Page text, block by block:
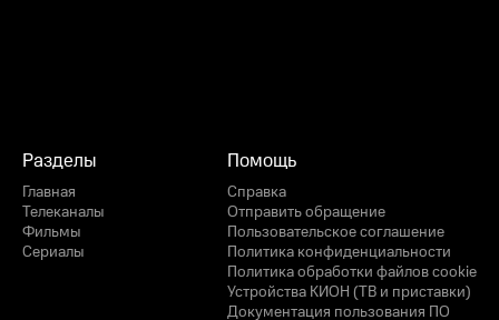
Разделы
Главная
Телеканалы
Фильмы
Сериалы
Помощь
Справка
Отправить обращение
Пользовательское соглашение
Политика конфиденциальности
Политика обработки файлов cookie
Устройства КИОН (ТВ и приставки)
Документация пользования ПО